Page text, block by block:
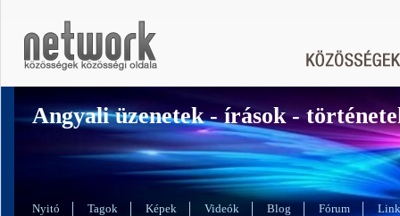
Angyali üzenetek - írások -
Nyitó Tagok Képek Videók Blog Fórum